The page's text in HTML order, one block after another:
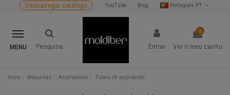
Português PT
Blog
YouTube
Descarregar catálogo
MENU Pesquisa Entrar
0
Ver o meu carrito
Início Máquinas Aspiradores Tubos de aspiración